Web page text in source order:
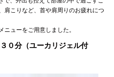
肩こりなど、首や肩周りのお疲れにつ
ューをご用意しました。
０分（ユーカリジェル付